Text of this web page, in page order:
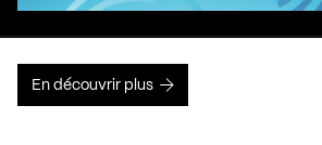
En découvrir plus